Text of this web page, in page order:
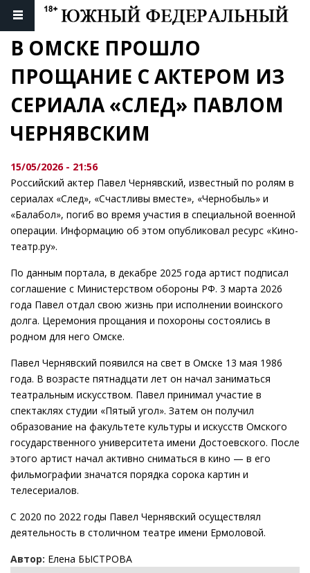
В ОМСКЕ ПРОШЛО
ПРОЩАНИЕ С АКТЕРОМ ИЗ
СЕРИАЛА «СЛЕД» ПАВЛОМ
ЧЕРНЯВСКИМ
15/05/2026 - 21:56
Российский актер Павел Чернявский, известный по ролям в
сериалах «След», «Счастливы вместе», «Чернобыль» и
«Балабол», погиб во время участия в специальной военной
операции. Информацию об этом опубликовал ресурс «Кино-
театр.ру».
По данным портала, в декабре 2025 года артист подписал
соглашение с Министерством обороны РФ. 3 марта 2026
года Павел отдал свою жизнь при исполнении воинского
долга. Церемония прощания и похороны состоялись в
родном для него Омске.
Павел Чернявский появился на свет в Омске 13 мая 1986
года. В возрасте пятнадцати лет он начал заниматься
театральным искусством. Павел принимал участие в
спектаклях студии «Пятый угол». Затем он получил
образование на факультете культуры и искусств Омского
государственного университета имени Достоевского. После
этого артист начал активно сниматься в кино — в его
фильмографии значатся порядка сорока картин и
телесериалов.
С 2020 по 2022 годы Павел Чернявский осуществлял
деятельность в столичном театре имени Ермоловой.
Автор: Елена БЫСТРОВА